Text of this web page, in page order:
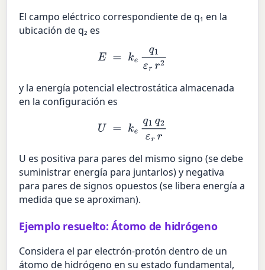
El campo eléctrico correspondiente de q₁ en la
ubicación de q₂ es
=k q1 εrr2
y la energía potencial electrostática almacenada
en la configuración es
U =ke q1 q2εrr
U es positiva para pares del mismo signo (se debe
suministrar energía para juntarlos) y negativa
para pares de signos opuestos (se libera energía a
medida que se aproximan).
Ejemplo resuelto: Átomo de hidrógeno
Considera el par electrón-protón dentro de un
átomo de hidrógeno en su estado fundamental,